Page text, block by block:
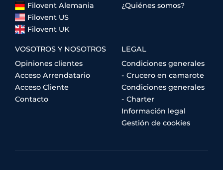
Filovent Alemania
Filovent US
Filovent UK
¿Quiénes somos?
VOSOTROS Y NOSOTROS
Opiniones clientes
Acceso Arrendatario
Acceso Cliente
Contacto
LEGAL
Condiciones generales
- Crucero en camarote
Condiciones generales
- Charter
Información legal
Gestión de cookies